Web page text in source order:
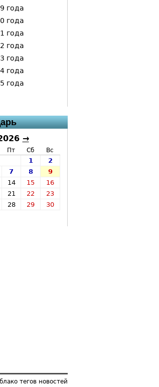
года
года
года
года
года
года
года
→
Пт Сб Вс
1
2
7 8
9
14 15
16
21 22
23
28 29
30
тегов новостей